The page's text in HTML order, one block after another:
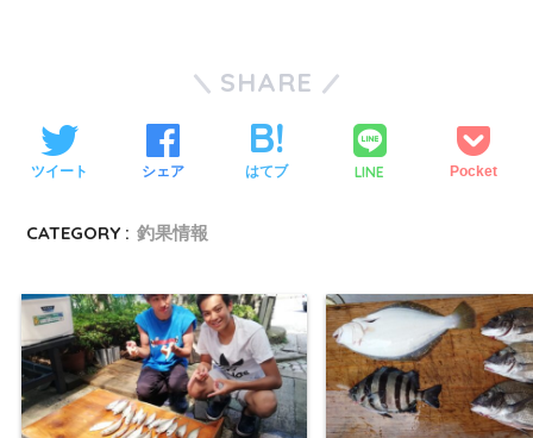
SHARE
ツイート シェア はてブ LINE Pocket
CATEGORY : 釣果情報